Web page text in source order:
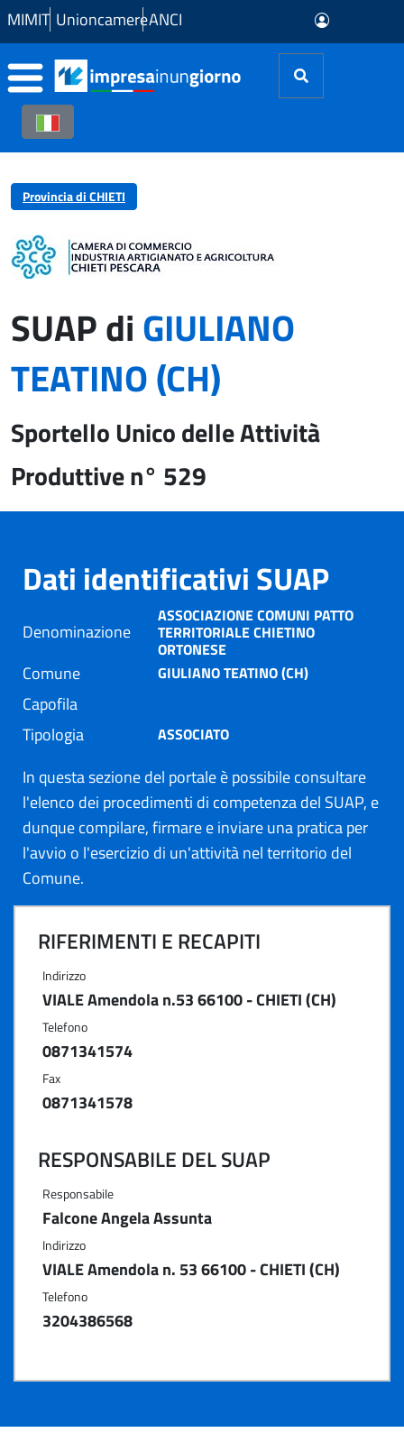
Skip to Main Content
MIMIT UnioncamereANCI
Provincia di CHIETI
SUAP diGIULIANO
TEATINO (CH)
Sportello Unico delle Attività
Produttive n° 529
Dati identificativi SUAP
Denominazione
ASSOCIAZIONE COMUNI PATTO
TERRITORIALE CHIETINO
ORTONESE
Comune GIULIANO TEATINO (CH)
Capofila
Tipologia
ASSOCIATO
In questa sezione del portale è possibile consultare
l'elenco dei procedimenti di competenza del SUAP, e
dunque compilare, firmare e inviare una pratica per
l'avvio o l'esercizio di un'attività nel territorio del
Comune.
RIFERIMENTI E RECAPITI
Indirizzo
VIALE Amendola n.53 66100 - CHIETI (CH)
Telefono
0871341574
Fax
0871341578
RESPONSABILE DEL SUAP
Responsabile
Falcone Angela Assunta
Indirizzo
VIALE Amendola n. 53 66100 - CHIETI (CH)
Telefono
3204386568